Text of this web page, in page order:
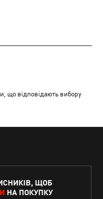
що відповідають вибору
ЩОБ
НА ПОКУПКУ